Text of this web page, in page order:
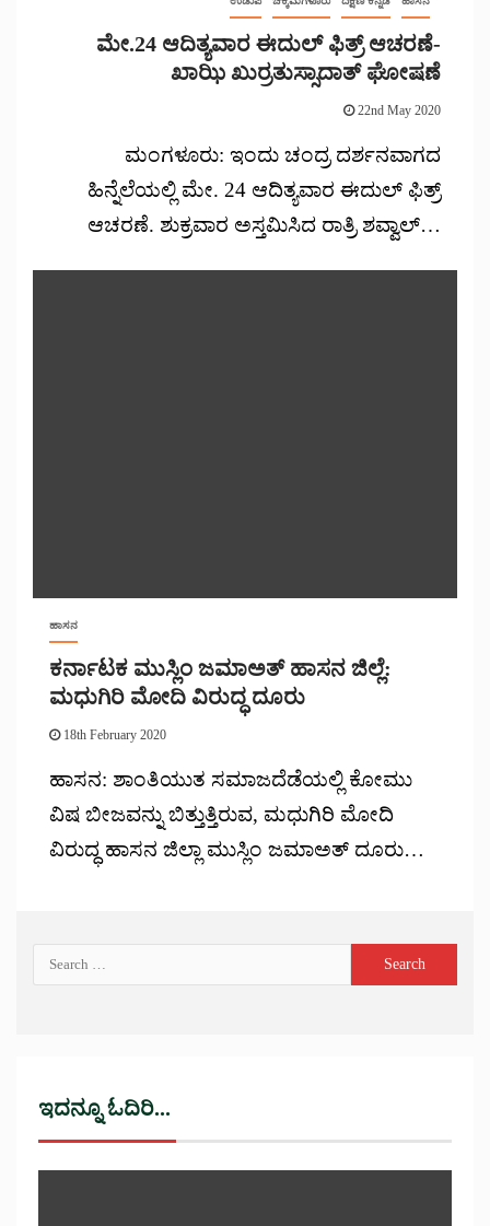
ಮೇ.24 ಆದಿತ್ಯವಾರ ಈದುಲ್ ಫಿತ್ರ್ ಆಚರಣೆ-
ಖಾಝಿ ಖುರ್ರತುಸ್ಸಾದಾತ್ ಘೋಷಣೆ
22nd May 2020
ಮಂಗಳೂರು: ಇಂದು ಚಂದ್ರ ದರ್ಶನವಾಗದ
ಹಿನ್ನೆಲೆಯಲ್ಲಿ ಮೇ. 24 ಆದಿತ್ಯವಾರ ಈದುಲ್ ಫಿತ್ರ್
ಆಚರಣೆ. ಶುಕ್ರವಾರ ಅಸ್ತಮಿಸಿದ ರಾತ್ರಿ ಶವ್ವಾಲ್…
ಹಾಸನ
ಕರ್ನಾಟಕ ಮುಸ್ಲಿಂ ಜಮಾಅತ್ ಹಾಸನ ಜಿಲ್ಲೆ:
ಮಧುಗಿರಿ ಮೋದಿ ವಿರುದ್ಧ ದೂರು
18th February 2020
ಹಾಸನ: ಶಾಂತಿಯುತ ಸಮಾಜದೆಡೆಯಲ್ಲಿ ಕೋಮು
ವಿಷ ಬೀಜವನ್ನು ಬಿತ್ತುತ್ತಿರುವ, ಮಧುಗಿರಿ ಮೋದಿ
ವಿರುದ್ಧ ಹಾಸನ ಜಿಲ್ಲಾ ಮುಸ್ಲಿಂ ಜಮಾಅತ್ ದೂರು…
ಇದನ್ನೂ ಓದಿರಿ...